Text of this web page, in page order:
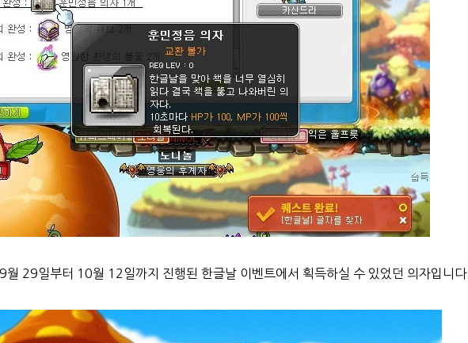
29일부터 10월 12일까지 진행된 한글날 이벤트에서 획득하실 수 있었던 의자입니다.